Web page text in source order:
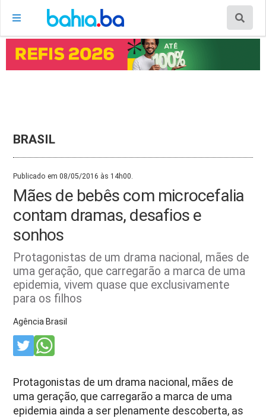
BRASIL
Publicado em 08/05/2016 às 14h00.
Mães de bebês com microcefalia
contam dramas, desafios e
sonhos
Protagonistas de um drama nacional, mães de
uma geração, que carregarão a marca de uma
epidemia, vivem quase que exclusivamente
para os filhos
Agência Brasil
Protagonistas de um drama nacional, mães de
uma geração, que carregarão a marca de uma
epidemia ainda a ser plenamente descoberta, as